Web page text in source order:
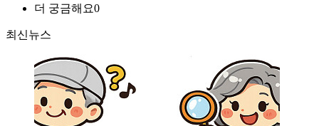
더 궁금해요0
최신뉴스